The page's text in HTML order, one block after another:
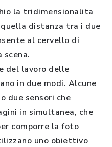
la tridimensionalita
distanza tra i due
al cervello di
del lavoro delle
in due modi. Alcune
due sensori che
in simultanea, che
comporre la foto
uno obiettivo